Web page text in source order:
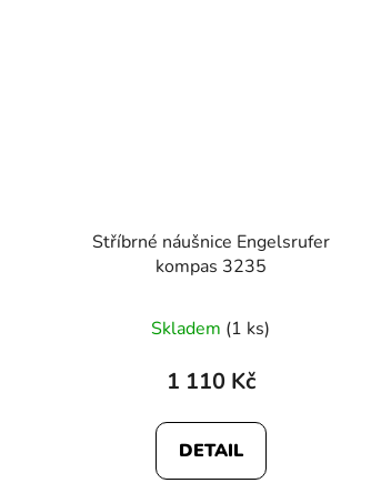
Stříbrné náušnice Engelsrufer
kompas 3235
Skladem (1 ks)
1 110 Kč
DETAIL